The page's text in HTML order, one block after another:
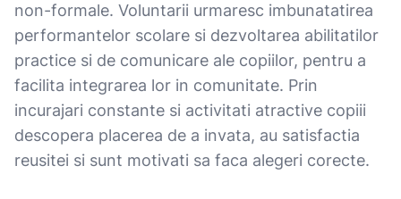
non-formale. Voluntarii urmaresc imbunatatirea
performantelor scolare si dezvoltarea abilitatilor
practice si de comunicare ale copiilor, pentru a
facilita integrarea lor in comunitate. Prin
incurajari constante si activitati atractive copiii
descopera placerea de a invata, au satisfactia
reusitei si sunt motivati sa faca alegeri corecte.